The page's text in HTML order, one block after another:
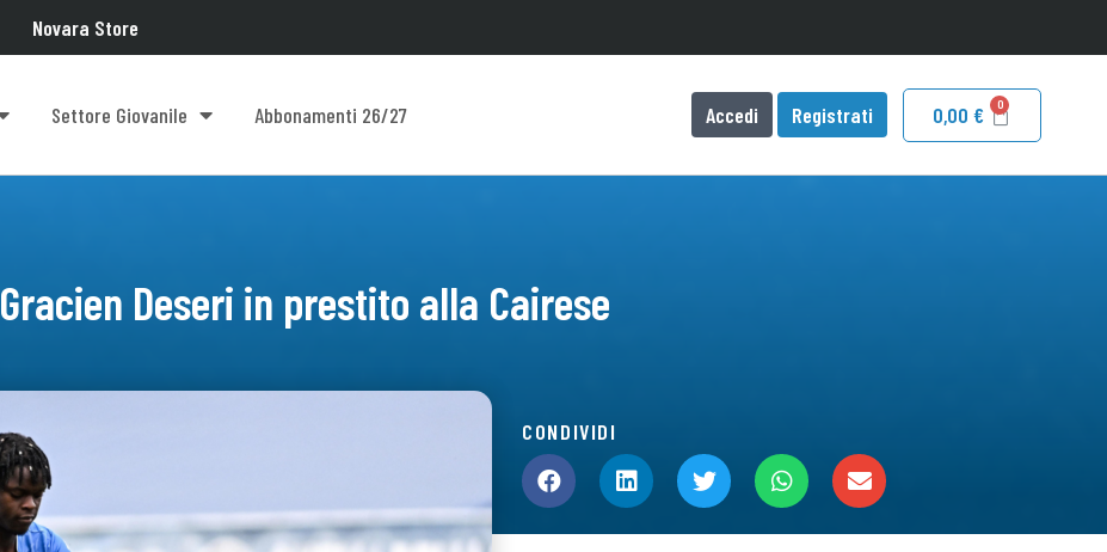
Novara Store
Settore Giovanile Abbonamenti 26/27 Accedi Registrati 0,00€
Gracien Deseri in prestito alla Cairese
CONDIVIDI